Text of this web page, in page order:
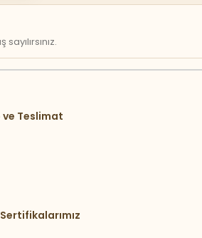
ve Teslimat
Sertifikalarımız